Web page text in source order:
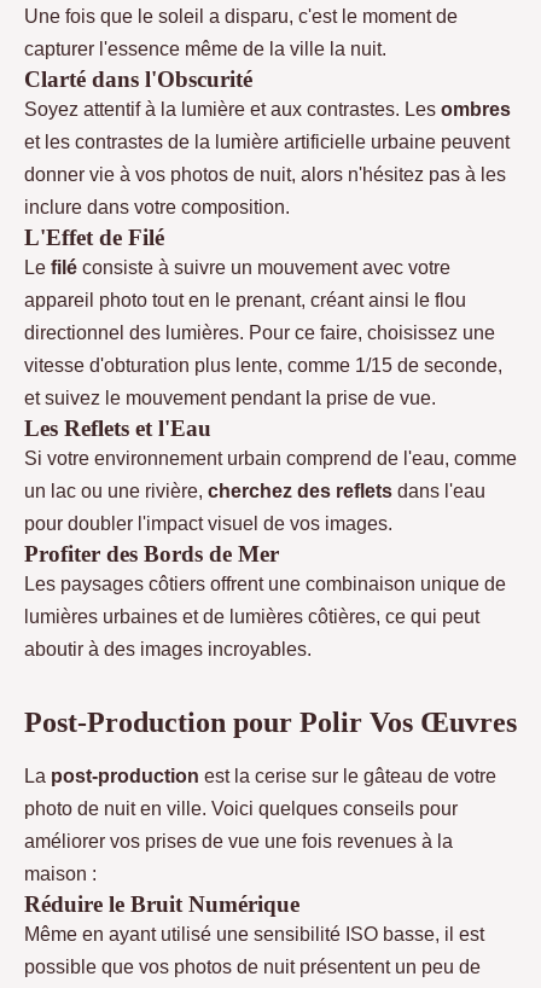
Une fois que le soleil a disparu, c'est le moment de
capturer l'essence même de la ville la nuit.
Clarté dans l'Obscurité
Soyez attentif à la lumière et aux contrastes. Les ombres
et les contrastes de la lumière artificielle urbaine peuvent
donner vie à vos photos de nuit, alors n'hésitez pas à les
inclure dans votre composition.
L'Effet de Filé
Le filé consiste à suivre un mouvement avec votre
appareil photo tout en le prenant, créant ainsi le flou
directionnel des lumières. Pour ce faire, choisissez une
vitesse d'obturation plus lente, comme 1/15 de seconde,
et suivez le mouvement pendant la prise de vue.
Les Reflets et l'Eau
Si votre environnement urbain comprend de l'eau, comme
un lac ou une rivière, cherchez des reflets dans l'eau
pour doubler l'impact visuel de vos images.
Profiter des Bords de Mer
Les paysages côtiers offrent une combinaison unique de
lumières urbaines et de lumières côtières, ce qui peut
aboutir à des images incroyables.
Post-Production pour Polir Vos Œuvres
La post-production est la cerise sur le gâteau de votre
photo de nuit en ville. Voici quelques conseils pour
améliorer vos prises de vue une fois revenues à la
maison :
Réduire le Bruit Numérique
Même en ayant utilisé une sensibilité ISO basse, il est
possible que vos photos de nuit présentent un peu de